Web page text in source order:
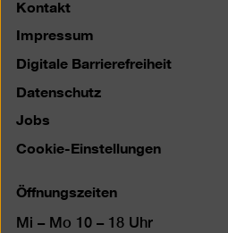
Impressum
Digitale Barrierefreiheit
Datenschutz
Jobs
Cookie-Einstellungen
Öffnungszeiten
Mi – Mo 10 – 18 Uhr